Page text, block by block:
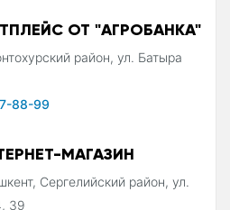
ОТ "АГРОБАНКА"
район, ул. Батыра
88-99
МАГАЗИН
Сергелийский район, ул.
39